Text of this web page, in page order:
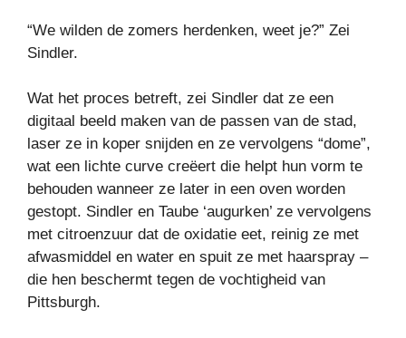
“We wilden de zomers herdenken, weet je?” Zei
Sindler.
Wat het proces betreft, zei Sindler dat ze een
digitaal beeld maken van de passen van de stad,
laser ze in koper snijden en ze vervolgens “dome”,
wat een lichte curve creëert die helpt hun vorm te
behouden wanneer ze later in een oven worden
gestopt. Sindler en Taube ‘augurken’ ze vervolgens
met citroenzuur dat de oxidatie eet, reinig ze met
afwasmiddel en water en spuit ze met haarspray –
die hen beschermt tegen de vochtigheid van
Pittsburgh.